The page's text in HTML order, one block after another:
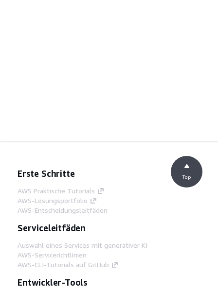
Erste Schritte
AWS Praktische Tutorials
AWS-Lösungsportfolio
AWS-Entscheidungsleitfäden
Serviceleitfäden
Auswahl eines Services mit generativer KI
AWS-Servicerichtlinien
AWS-CLI-Tutorials auf GitHub
Entwickler-Tools
Top